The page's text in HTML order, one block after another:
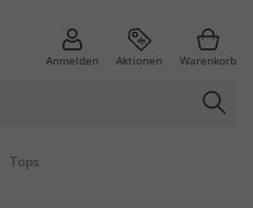
Anmelden Aktionen Warenkorb
Tops